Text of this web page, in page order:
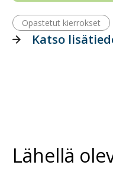
Opastetut kierrokset
Katso
Lähellä